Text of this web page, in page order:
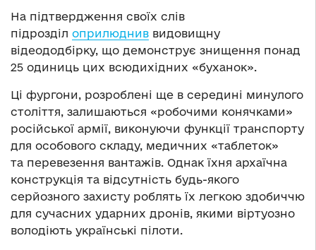
На підтвердження своїх слів
підрозділ оприлюднив видовищну
відеододбірку, що демонструє знищення понад
25 одиниць цих всюдихідних «буханок».
Ці фургони, розроблені ще в середині минулого
століття, залишаються «робочими конячками»
російської армії, виконуючи функції транспорту
для особового складу, медичних «таблеток»
та перевезення вантажів. Однак їхня архаїчна
конструкція та відсутність будь-якого
серйозного захисту роблять їх легкою здобиччю
для сучасних ударних дронів, якими віртуозно
володіють українські пілоти.